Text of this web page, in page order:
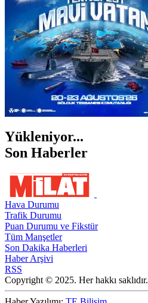
ŞIRNAK
Yükleniyor...
Son Haberler
Hava Durumu
Trafik Durumu
Puan Durumu ve Fikstür
Tüm Manşetler
Son Dakika Haberleri
Haber Arşivi
RSS
Copyright © 2025. Her hakkı saklıdır.